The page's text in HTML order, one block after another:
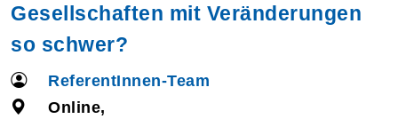
Gesellschaften mit Veränderungen
so schwer?
ReferentInnen-Team
Online,